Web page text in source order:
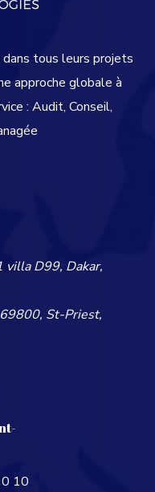
tous leurs projets
approche globale à
: Audit, Conseil,
villa D99, Dakar,
St-Priest,
10